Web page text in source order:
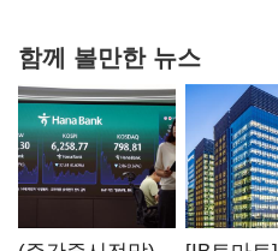
함께 볼만한 뉴스